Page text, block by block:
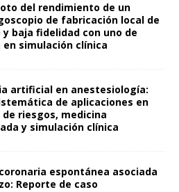
del rendimiento de un
de fabricación local de
baja fidelidad con uno de
simulación clínica
artificial en anestesiología:
de aplicaciones en
riesgos, medicina
y simulación clínica
espontánea asociada
Reporte de caso